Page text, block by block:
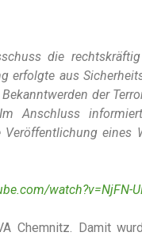
die
erfolgte aus
der
Anschluss
eines
watch?v=NjFN-
Chemnitz. Damit